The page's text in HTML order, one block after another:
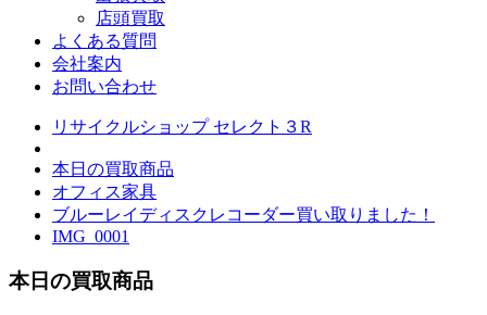
店頭買取
よくある質問
会社案内
お問い合わせ
リサイクルショップ セレクト３R
本日の買取商品
オフィス家具
ブルーレイディスクレコーダー買い取りました！
IMG_0001
本日の買取商品